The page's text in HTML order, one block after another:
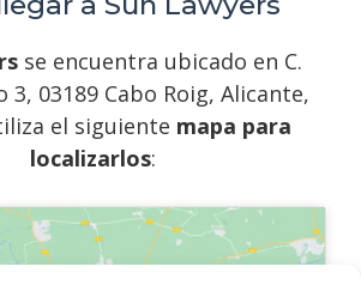
se encuentra ubicado en C.
3, 03189 Cabo Roig, Alicante,
el siguiente mapa para
localizarlos: